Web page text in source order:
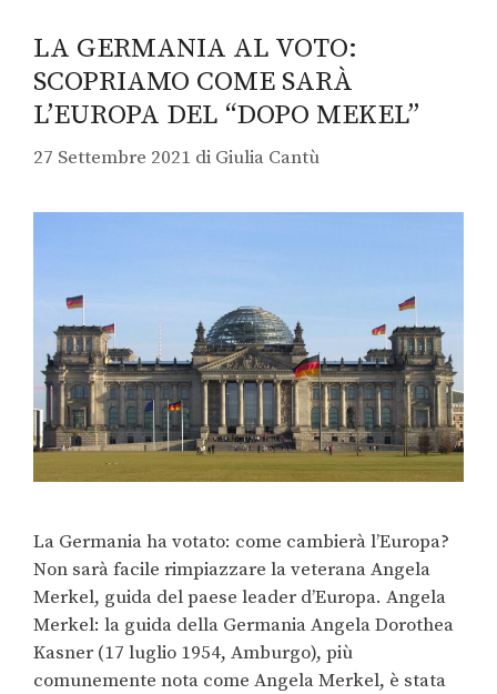
LA GERMANIA AL VOTO:
SCOPRIAMO COME SARÀ
L’EUROPA DEL “DOPO MEKEL”
27 Settembre 2021 di Giulia Cantù
La Germania ha votato: come cambierà l’Europa?
Non sarà facile rimpiazzare la veterana Angela
Merkel, guida del paese leader d’Europa. Angela
Merkel: la guida della Germania Angela Dorothea
Kasner (17 luglio 1954, Amburgo), più
comunemente nota come Angela Merkel, è stata